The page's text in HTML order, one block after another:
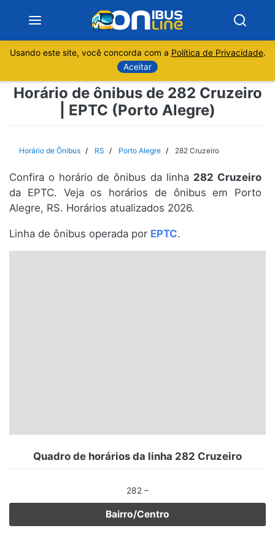
Sobre
Rio de Janeiro
Usando este site, você concorda com a Política de Privacidade.
Aceitar
Horário de ônibus de 282 Cruzeiro
| EPTC (Porto Alegre)
Horário de Ônibus RS Porto Alegre 282 Cruzeiro
Confira o horário de ônibus da linha 282 Cruzeiro
da EPTC. Veja os horários de ônibus em Porto
Alegre, RS. Horários atualizados 2026.
Linha de ônibus operada por EPTC.
Quadro de horários da linha 282 Cruzeiro
282 –
Bairro/Centro